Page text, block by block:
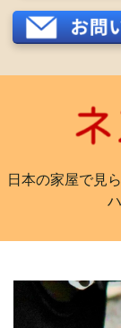
日本の家屋で見